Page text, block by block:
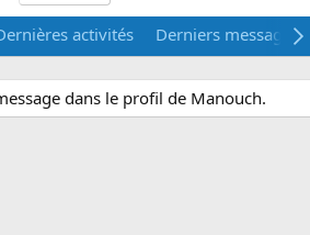
activités Derniers messages
dans le profil de Manouch.